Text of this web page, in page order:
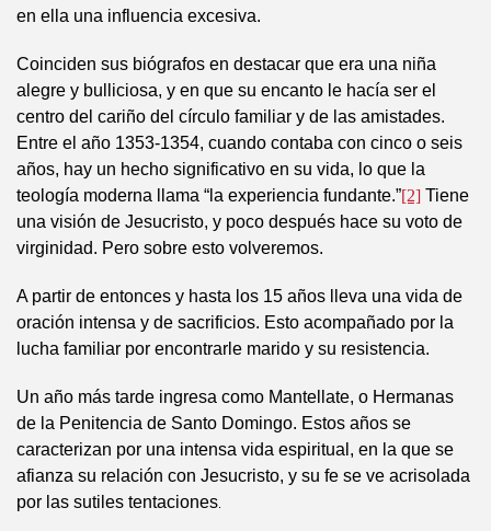
en ella una influencia excesiva.
Coinciden sus biógrafos en destacar que era una niña
alegre y bulliciosa, y en que su encanto le hacía ser el
centro del cariño del círculo familiar y de las amistades.
Entre el año 1353-1354, cuando contaba con cinco o seis
años, hay un hecho significativo en su vida, lo que la
teología moderna llama “la experiencia fundante.”[2] Tiene
una visión de Jesucristo, y poco después hace su voto de
virginidad. Pero sobre esto volveremos.
A partir de entonces y hasta los 15 años lleva una vida de
oración intensa y de sacrificios. Esto acompañado por la
lucha familiar por encontrarle marido y su resistencia.
Un año más tarde ingresa como Mantellate, o Hermanas
de la Penitencia de Santo Domingo. Estos años se
caracterizan por una intensa vida espiritual, en la que se
afianza su relación con Jesucristo, y su fe se ve acrisolada
por las sutiles tentaciones